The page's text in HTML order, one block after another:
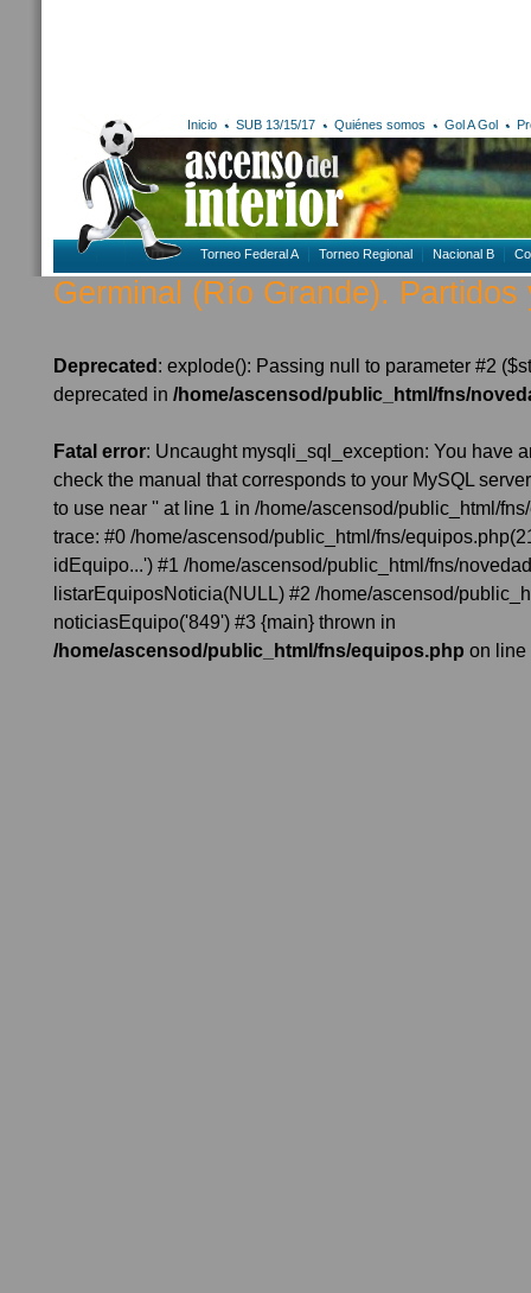
Inicio SUB 13/15/17 Quiénes somos Gol A Gol
Torneo Federal A Torneo Regional Nacional B
Germinal (Río Grande). Partidos
Deprecated: explode(): Passing null to parameter #2
deprecated in /home/ascensod/public_html/fns/
Fatal error: Uncaught mysqli_sql_exception: You have
check the manual that corresponds to your MySQL
to use near '' at line 1 in /home/ascensod/public_html/
trace: #0 /home/ascensod/public_html/fns/
idEquipo...') #1 /home/ascensod/public_html/fns/
listarEquiposNoticia(NULL) #2 /home/ascensod/
noticiasEquipo('849') #3 {main} thrown in
/home/ascensod/public_html/fns/equipos.php on line